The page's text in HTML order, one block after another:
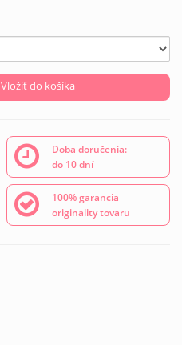
Vložiť do košíka
Doba doručenia:
do 10 dní
100% garancia
originality tovaru